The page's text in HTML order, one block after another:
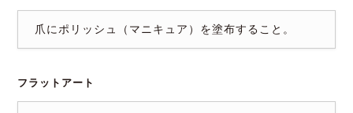
爪にポリッシュ（マニキュア）を塗布すること。
フラットアート